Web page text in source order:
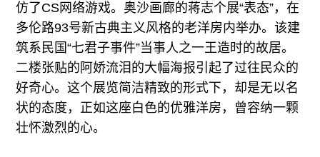
仿了CS网络游戏。奥沙画廊的蒋志个展“表态”，在
多伦路93号新古典主义风格的老洋房内举办。该建
筑系民国“七君子事件”当事人之一王造时的故居。
二楼张贴的阿娇流泪的大幅海报引起了过往民众的
好奇心。这个展览简洁精致的形式下，却是无以名
状的态度，正如这座白色的优雅洋房，曾容纳一颗
壮怀激烈的心。